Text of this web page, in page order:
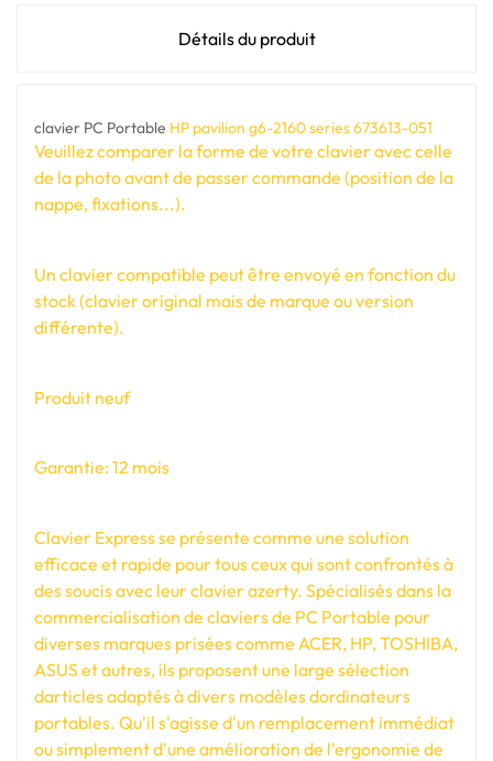
Détails du produit
clavier PC Portable HP pavilion g6-2160 series 673613-051
Veuillez comparer la forme de votre clavier avec celle
de la photo avant de passer commande (position de la
nappe, fixations...).
Un clavier compatible peut être envoyé en fonction du
stock (clavier original mais de marque ou version
différente).
Produit neuf
Garantie: 12 mois
Clavier Express se présente comme une solution
efficace et rapide pour tous ceux qui sont confrontés à
des soucis avec leur clavier azerty. Spécialisés dans la
commercialisation de claviers de PC Portable pour
diverses marques prisées comme ACER, HP, TOSHIBA,
ASUS et autres, ils proposent une large sélection
darticles adaptés à divers modèles dordinateurs
portables. Qu'il s'agisse d'un remplacement immédiat
ou simplement d'une amélioration de l'ergonomie de